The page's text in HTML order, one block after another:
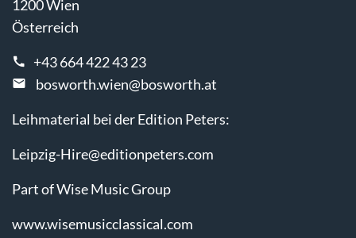
1200 Wien
Österreich
+43 664 422 43 23
bosworth.wien@bosworth.at
Leihmaterial bei der Edition Peters:
Leipzig-Hire@editionpeters.com
Part of Wise Music Group
www.wisemusicclassical.com